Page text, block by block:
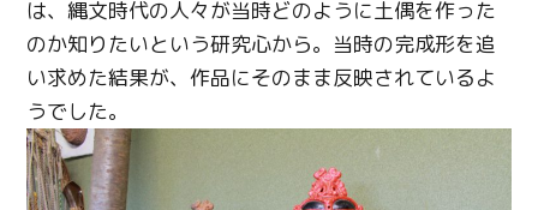
は、縄文時代の人々が当時どのように土偶を作った
のか知りたいという研究心から。当時の完成形を追
い求めた結果が、作品にそのまま反映されているよ
うでした。